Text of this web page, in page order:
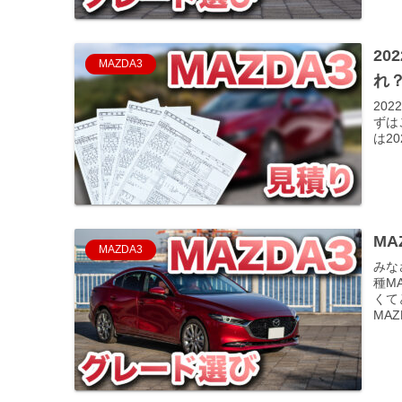
MAZDA3
れ
ずは
は
MAZDA3
みな
種
く